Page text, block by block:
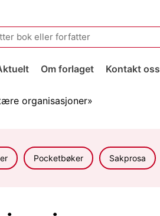
Om forlaget Kontakt oss
organisasjoner»
Pocketbøker Sakprosa